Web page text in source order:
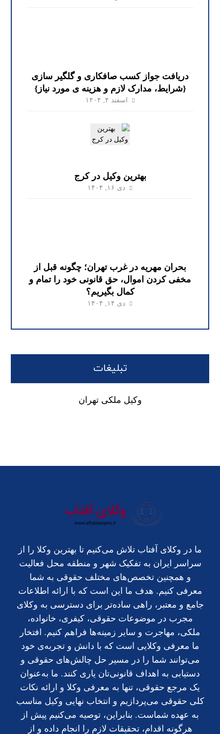
دریافت جواز کسب صافکاری و گلگیر سازی
{شرایط، مدارک لازم و هزینه ی مورد نیاز}
اسفند ۴, ۱۴۰۴
بهترین وکیل در کرج
دی ۱۶, ۱۴۰۴
بحران مهریه در غرب تهران؛ چگونه قبل از
مخفی کردن اموال، حق قانونی خود را تمام و
کمال بگیریم؟
دی ۱۴, ۱۴۰۴
تبلیغات
وکیل ملکی تهران
ما در وکلای آفتاب تلاش می‌کنیم تا بهترین وکلا را از
سراسر ایران به تفکیک شهر و منطقه محل فعالیت
و همچنین تخصص‌های مختلف حقوقی به شما
معرفی کنیم. هدف ما این است که با ارائه اطلاعات
جامع و معتبر، راهی ساده‌تر برای دسترسی به وکلای
مجرب در موضوعات حقوقی، کیفری، خانواده،
ملکی، مهاجرت و سایر زمینه‌ها فراهم کنیم. افتخار
ما معرفی وکلایی است که با دانش و تجربه‌ی خود
می‌توانند شما را در مسیر حل چالش‌های حقوقی و
دستیابی به اهداف قانونی‌تان یاری کنند. ما به‌عنوان
یک مرجع حقوقی، تنها به معرفی وکلا و ارائه نکات
کلی حقوقی می‌پردازیم و انتخاب نهایی وکیل مناسب
به عهده شماست. بنابراین، توصیه می‌کنیم پیش از
هرگونه اقدام، تحقیقات لازم را انجام داده و از